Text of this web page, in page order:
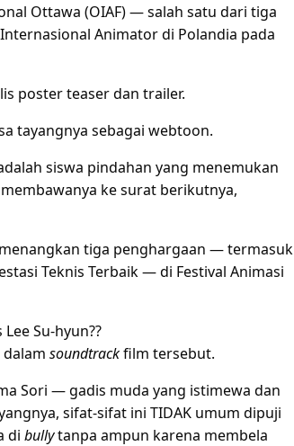
Ottawa (OIAF) — salah satu dari tiga
Animator di Polandia pada
poster teaser dan trailer.
tayangnya sebagai webtoon.
siswa pindahan yang menemukan
ke surat berikutnya,
tiga penghargaan — termasuk
Teknis Terbaik — di Festival Animasi
Su-hyun??
soundtrackfilm tersebut.
Sori — gadis muda yang istimewa dan
sifat-sifat ini TIDAK umum dipuji
di bullytanpa ampun karena membela